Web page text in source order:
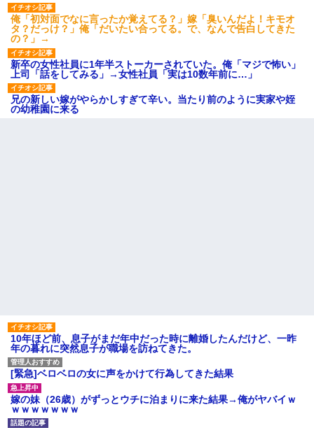
俺「初対面でなに言ったか覚えてる？」嫁「臭いんだよ！キモオ
タ？だっけ？」俺「だいたい合ってる。で、なんで告白してきた
の？」→
新卒の女性社員に1年半ストーカーされていた。俺「マジで怖い」
上司「話をしてみる」→女性社員「実は10数年前に…」
兄の新しい嫁がやらかしすぎて辛い。当たり前のように実家や姪
の幼稚園に来る
10年ほど前、息子がまだ年中だった時に離婚したんだけど、一昨
年の暮れに突然息子が職場を訪ねてきた。
[緊急]ベロベロの女に声をかけて行為してきた結果
嫁の妹（26歳）がずっとウチに泊まりに来た結果→俺がヤバイｗ
ｗｗｗｗｗｗｗ